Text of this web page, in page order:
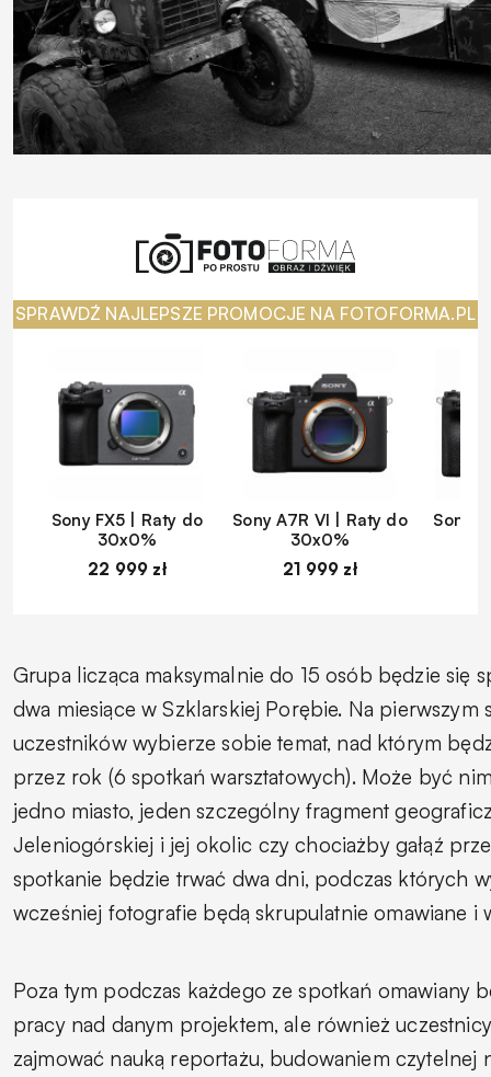
SPRAWDŹ NAJLEPSZE PROMOCJE NA FOTOFORMA.PL
Sony FX5 | Raty do
30x0%
22 999 zł
Sony A7R VI | Raty do
30x0%
21 999 zł
Sony
Grupa licząca maksymalnie do 15 osób będzie się
dwa miesiące w Szklarskiej Porębie. Na pierwszym
uczestników wybierze sobie temat, nad którym
przez rok (6 spotkań warsztatowych). Może być
jedno miasto, jeden szczególny fragment
Jeleniogórskiej i jej okolic czy chociażby gałąź
spotkanie będzie trwać dwa dni, podczas których
wcześniej fotografie będą skrupulatnie omawiane i
Poza tym podczas każdego ze spotkań omawiany
pracy nad danym projektem, ale również
zajmować nauką reportażu, budowaniem czytelnej